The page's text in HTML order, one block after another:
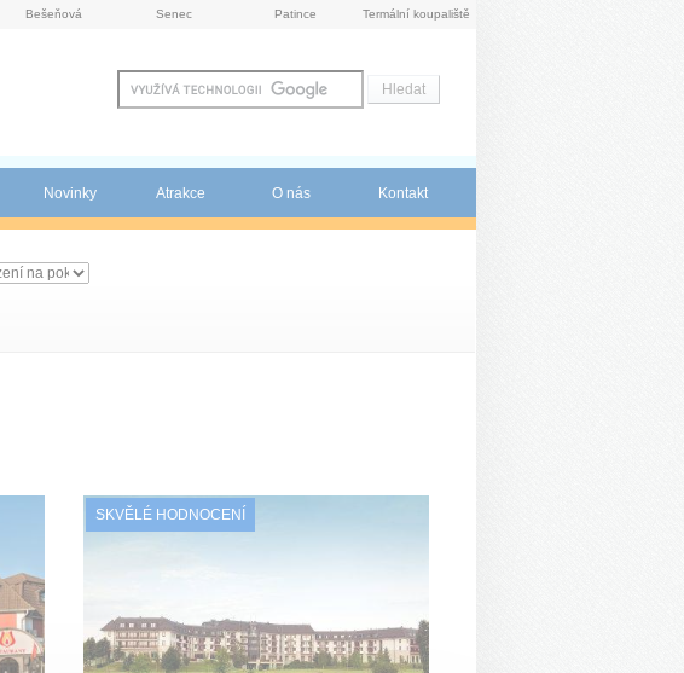
Bešeňová Senec Patince Termální koupaliště
Novinky Atrakce O nás Kontakt
SKVĚLÉ HODNOCENÍ